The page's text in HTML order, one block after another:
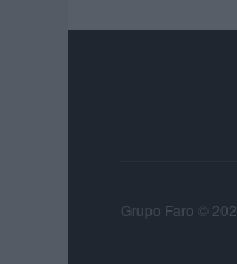
Grupo Faro ©